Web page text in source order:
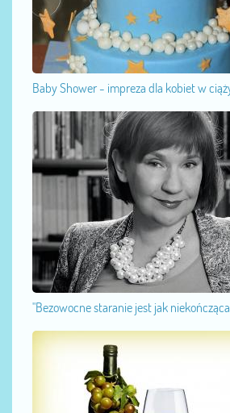
Baby Shower - impreza dla kobiet w
"Bezowocne staranie jest jak